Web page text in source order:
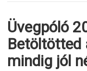
Üvegpóló
Betöltötted
mindig jól